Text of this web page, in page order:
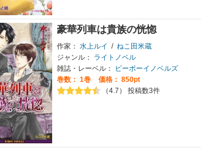
豪華列車は貴族の恍惚
作家： 水上ルイ / ねこ田米蔵
ジャンル：
ライトノベル
雑誌・レーベル：
ビーボーイノベルズ
巻数： 1巻
価格： 850pt
（4.7） 投稿数3件